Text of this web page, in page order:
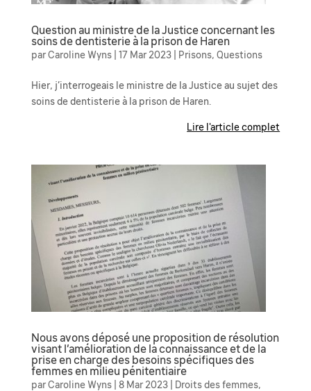
Question au ministre de la Justice concernant les
soins de dentisterie à la prison de Haren
parCaroline Wyns| 17 Mar 2023| Prisons, Questions
Hier, j’interrogeais le ministre de la Justice au sujet des
soins de dentisterie à la prison de Haren.
Lire l'article complet
Nous avons déposé une proposition de résolution
visant l’amélioration de la connaissance et de la
prise en charge des besoins spécifiques des
femmes en milieu pénitentiaire
parCaroline Wyns| 8 Mar 2023| Droits des femmes,